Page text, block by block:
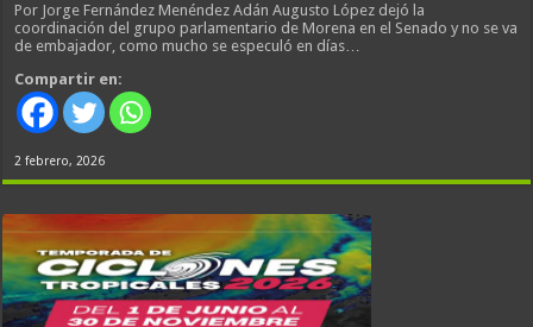
Por Jorge Fernández Menéndez Adán Augusto López dejó la
coordinación del grupo parlamentario de Morena en el Senado y no se va
de embajador, como mucho se especuló en días…
Compartir en:
2 febrero, 2026